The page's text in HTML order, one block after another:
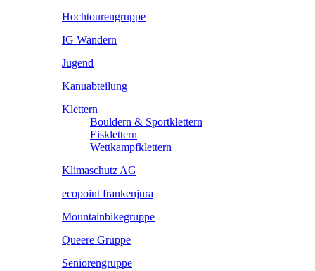
Hochtourengruppe
IG Wandern
Jugend
Kanuabteilung
Klettern
Bouldern & Sportklettern
Eisklettern
Wettkampfklettern
Klimaschutz AG
ecopoint frankenjura
Mountainbikegruppe
Queere Gruppe
Seniorengruppe